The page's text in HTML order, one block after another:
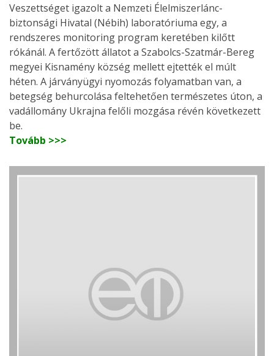
Veszettséget igazolt a Nemzeti Élelmiszerlánc-
biztonsági Hivatal (Nébih) laboratóriuma egy, a
rendszeres monitoring program keretében kilőtt
rókánál. A fertőzött állatot a Szabolcs-Szatmár-Bereg
megyei Kisnamény község mellett ejtették el múlt
héten. A járványügyi nyomozás folyamatban van, a
betegség behurcolása feltehetően természetes úton, a
vadállomány Ukrajna felőli mozgása révén következett
be.
Tovább >>>